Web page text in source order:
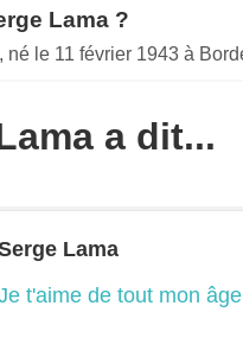
Lama ?
né le 11 février 1943 à
a dit...
Lama
t'aime de tout mon